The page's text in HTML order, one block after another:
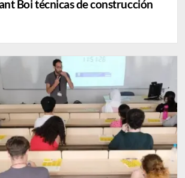
Boi técnicas de construcción